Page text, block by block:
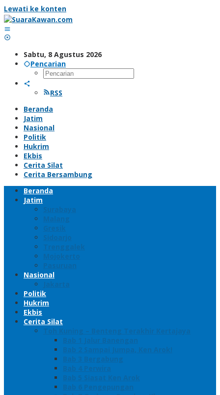
Lewati ke konten
Sabtu, 8 Agustus 2026
Pencarian
RSS
Beranda
Jatim
Nasional
Politik
Hukrim
Ekbis
Cerita Silat
Cerita Bersambung
Beranda
Jatim
Surabaya
Malang
Gresik
Sidoarjo
Trenggalek
Mojokerto
Pasuruan
Nasional
Jakarta
Politik
Hukrim
Ekbis
Cerita Silat
Toh Kuning – Benteng Terakhir Kertajaya
Bab 1 Jalur Banengan
Bab 2 Sampai Jumpa, Ken Arok!
Bab 3 Bergabung
Bab 4 Perwira
Bab 5 Siasat Ken Arok
Bab 6 Pengepungan